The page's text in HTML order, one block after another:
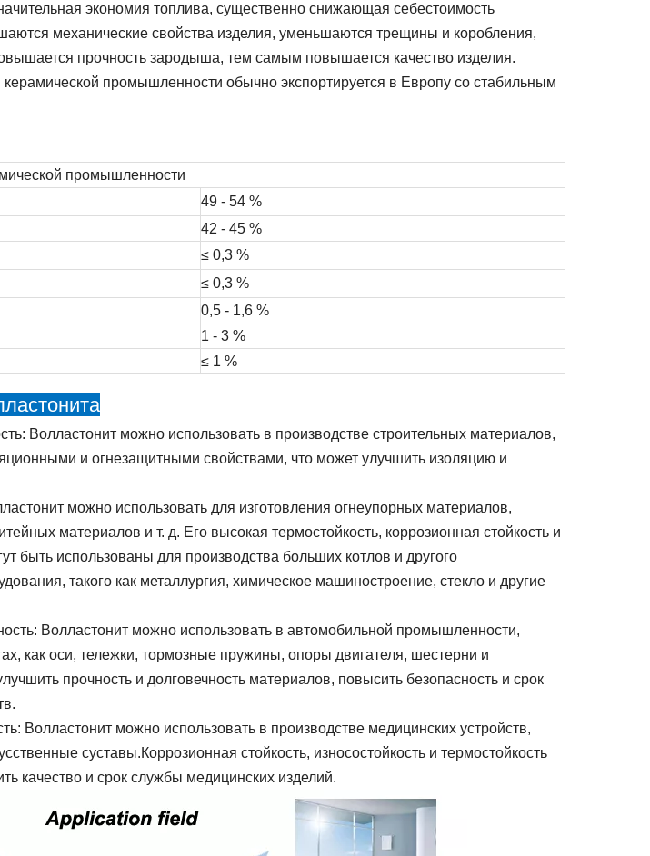
экономия топлива, существенно снижающая себестоимость
механические свойства изделия, уменьшаются трещины и коробления,
прочность зародыша, тем самым повышается качество изделия.
промышленности обычно экспортируется в Европу со стабильным
промышленности
49 - 54 %
42 - 45 %
≤ 0,3 %
≤ 0,3 %
0,5 - 1,6 %
1 - 3 %
≤ 1 %
Волластонит можно использовать в производстве строительных материалов,
и огнезащитными свойствами, что может улучшить изоляцию и
можно использовать для изготовления огнеупорных материалов,
материалов и т. д. Его высокая термостойкость, коррозионная стойкость и
быть использованы для производства больших котлов и другого
такого как металлургия, химическое машиностроение, стекло и другие
Волластонит можно использовать в автомобильной промышленности,
как оси, тележки, тормозные пружины, опоры двигателя, шестерни и
прочность и долговечность материалов, повысить безопасность и срок
Волластонит можно использовать в производстве медицинских устройств,
суставы.Коррозионная стойкость, износостойкость и термостойкость
качество и срок службы медицинских изделий.